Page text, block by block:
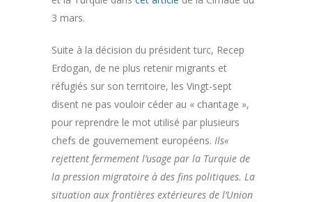
3 mars.
Suite à la décision du président turc, Recep
Erdogan, de ne plus retenir migrants et
réfugiés sur son territoire, les Vingt-sept
disent ne pas vouloir céder au « chantage »,
pour reprendre le mot utilisé par plusieurs
chefs de gouvernement européens. Ils«
rejettent fermement l’usage par la Turquie de
la pression migratoire à des fins politiques. La
situation aux frontières extérieures de l’Union